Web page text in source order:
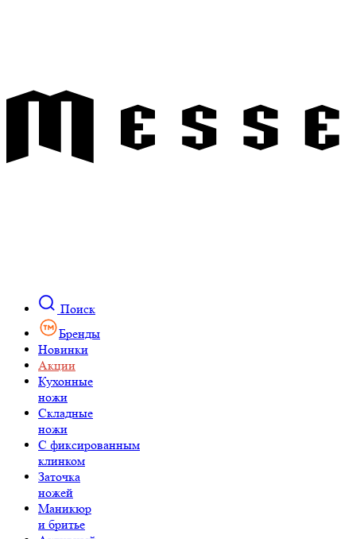
Поиск
Бренды
Новинки
Акции
Кухонные
ножи
Складные
ножи
C фиксированным
клинком
Заточка
ножей
Маникюр
и бритье